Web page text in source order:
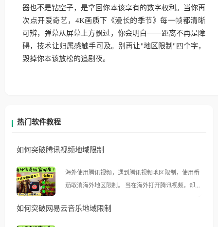
器也不是钻空子，是拿回你本该享有的数字权利。当你再
次点开爱奇艺，4K画质下《漫长的季节》每一帧都清晰
可辨，弹幕从屏幕上方飘过，你会明白——距离不再是障
碍，技术让归属感触手可及。别再让"地区限制"四个字，
毁掉你本该放松的追剧夜。
热门软件教程
如何突破腾讯视频地域限制
海外使用腾讯视频，遇到腾讯视频地区限制，使用番
茄取消海外地区限制。 当在海外打开腾讯视频，却突
示语。 海外用户如香港、澳门、台湾、美国、加拿
如何突破网易云音乐地域限制